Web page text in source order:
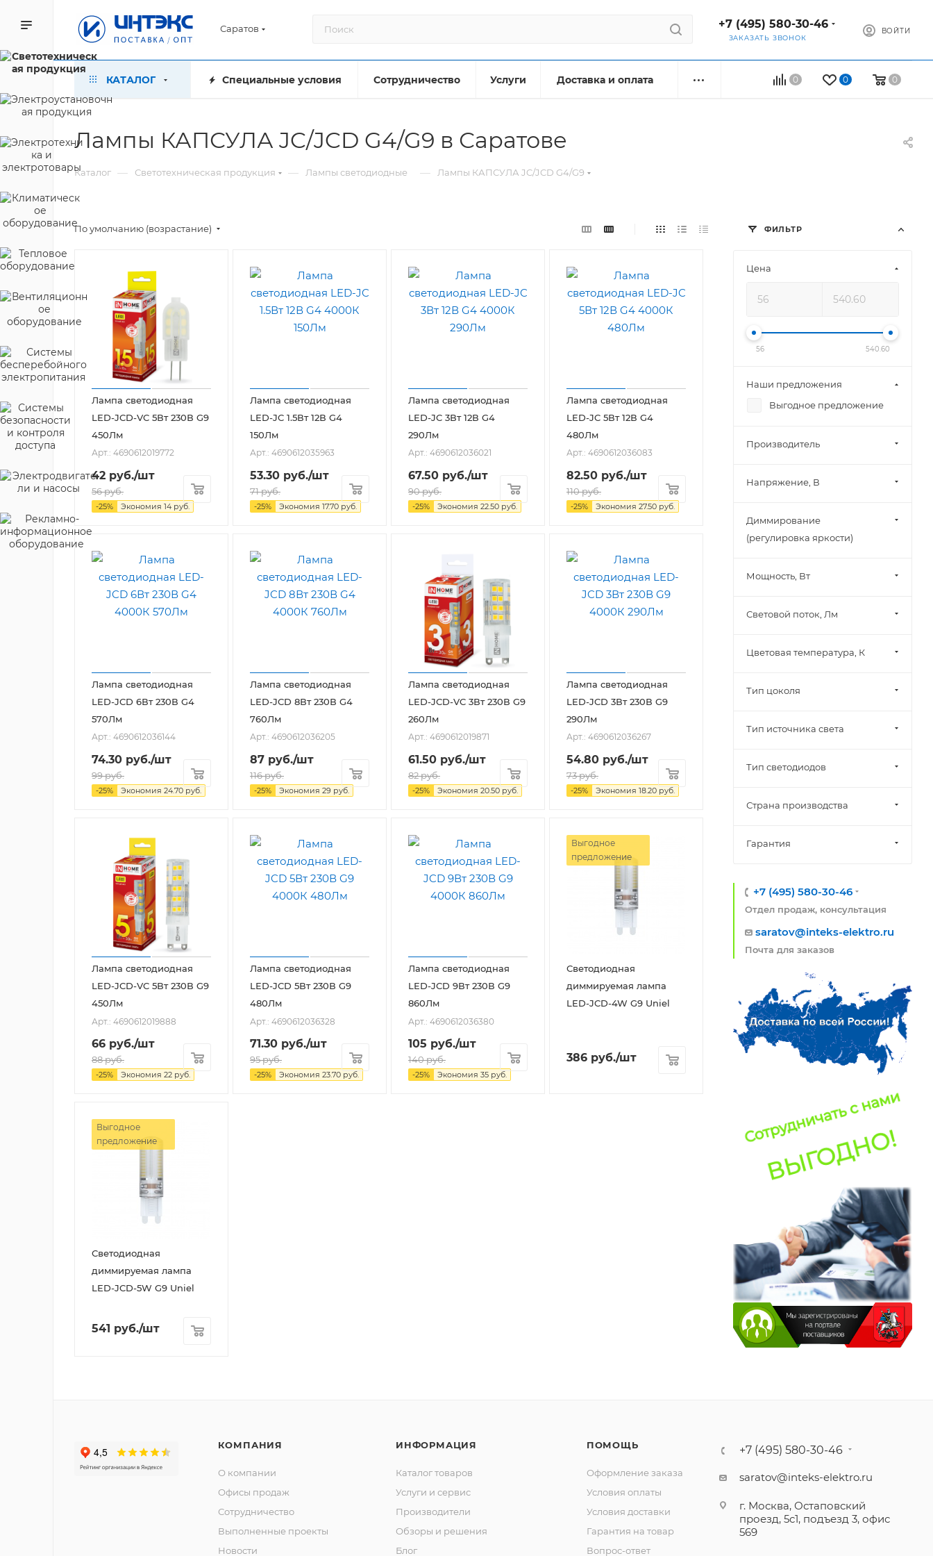
Саратов +7 (495) 580-30-46
ЗАКАЗАТЬ ЗВОНОК
ВОЙТИ
0 0 0
КАТАЛОГ Специальные условия Сотрудничество Услуги Доставка и оплата
Лампы КАПСУЛА JC/JCD G4/G9 в Саратове
Каталог — Светотехническая продукция — Лампы светодиодные — Лампы КАПСУЛА JC/JCD G4/G9
По умолчанию (возрастание)
Лампа светодиодная
LED-JCD-VC 5Вт 230В G9
450Лм
Арт.: 4690612019772
42 руб./шт
56руб.
-25% Экономия 14 руб.
Лампа светодиодная
LED-JC 1.5Вт 12В G4
150Лм
Арт.: 4690612035963
53.30 руб./шт
71руб.
-25% Экономия 17.70 руб.
Лампа светодиодная
LED-JC 3Вт 12В G4
290Лм
Арт.: 4690612036021
67.50 руб./шт
90руб.
-25% Экономия 22.50 руб.
Лампа светодиодная
LED-JC 5Вт 12В G4
480Лм
Арт.: 4690612036083
82.50 руб./шт
110руб.
-25% Экономия 27.50 руб.
Лампа светодиодная
LED-JCD 6Вт 230В G4
570Лм
Арт.: 4690612036144
74.30 руб./шт
99руб.
-25% Экономия 24.70 руб.
Лампа светодиодная
LED-JCD 8Вт 230В G4
760Лм
Арт.: 4690612036205
87 руб./шт
116руб.
-25% Экономия 29 руб.
Лампа светодиодная
LED-JCD-VC 3Вт 230В G9
260Лм
Арт.: 4690612019871
61.50 руб./шт
82руб.
-25% Экономия 20.50 руб.
Лампа светодиодная
LED-JCD 3Вт 230В G9
290Лм
Арт.: 4690612036267
54.80 руб./шт
73руб.
-25% Экономия 18.20 руб.
Лампа светодиодная
LED-JCD-VC 5Вт 230В G9
450Лм
Арт.: 4690612019888
66 руб./шт
88руб.
-25% Экономия 22 руб.
Лампа светодиодная
LED-JCD 5Вт 230В G9
480Лм
Арт.: 4690612036328
71.30 руб./шт
95руб.
-25% Экономия 23.70 руб.
Лампа светодиодная
LED-JCD 9Вт 230В G9
860Лм
Арт.: 4690612036380
105 руб./шт
140руб.
-25% Экономия 35 руб.
Выгодное
предложение
Светодиодная
диммируемая лампа
LED-JCD-4W G9 Uniel
386 руб./шт
Выгодное
предложение
Светодиодная
диммируемая лампа
LED-JCD-5W G9 Uniel
541 руб./шт
ФИЛЬТР
Цена
56 540.60
Наши предложения
Выгодное предложение
Производитель
Напряжение, В
Диммирование
(регулировка яркости)
Мощность, Вт
Световой поток, Лм
Цветовая температура, К
Тип цоколя
Тип источника света
Тип светодиодов
Страна производства
Гарантия
+7 (495) 580-30-46
Отдел продаж, консультация
saratov@inteks-elektro.ru
Почта для заказов
КОМПАНИЯ
О компании
Офисы продаж
Сотрудничество
Выполненные проекты
Новости
ИНФОРМАЦИЯ
Каталог товаров
Услуги и сервис
Производители
Обзоры и решения
Блог
ПОМОЩЬ
Оформление заказа
Условия оплаты
Условия доставки
Гарантия на товар
Вопрос-ответ
+7 (495) 580-30-46
saratov@inteks-elektro.ru
г. Москва, Остаповский
проезд, 5с1, подъезд 3, офис
569